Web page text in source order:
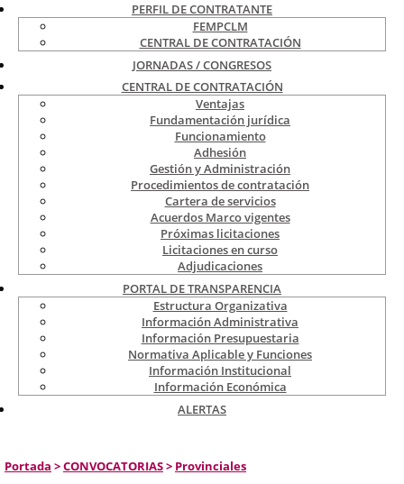
PERFIL DE CONTRATANTE
FEMPCLM
CENTRAL DE CONTRATACIÓN
JORNADAS / CONGRESOS
CENTRAL DE CONTRATACIÓN
Ventajas
Fundamentación jurídica
Funcionamiento
Adhesión
Gestión y Administración
Procedimientos de contratación
Cartera de servicios
Acuerdos Marco vigentes
Próximas licitaciones
Licitaciones en curso
Adjudicaciones
PORTAL DE TRANSPARENCIA
Estructura Organizativa
Información Administrativa
Información Presupuestaria
Normativa Aplicable y Funciones
Información Institucional
Información Económica
ALERTAS
Portada >CONVOCATORIAS> Provinciales